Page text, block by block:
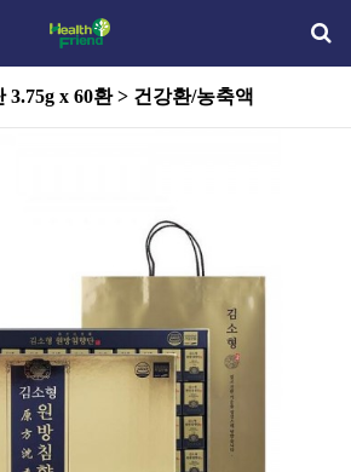
3.75g x 60환 > 건강환/농축액